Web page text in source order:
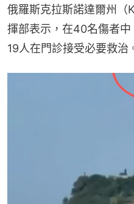
俄羅斯克拉斯諾達爾州
揮部表示，在40名傷者
19人在門診接受必要救治